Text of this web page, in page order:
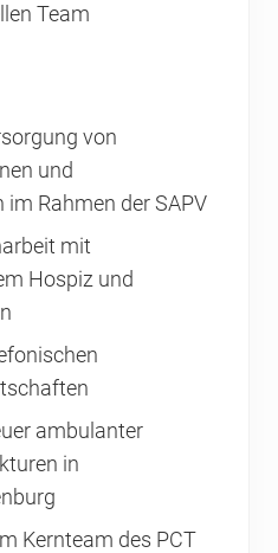
Team
von
und
Rahmen der SAPV
mit
Hospiz und
ambulanter
in
Kernteam des PCT